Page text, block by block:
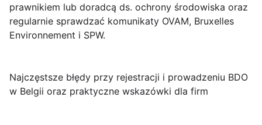
prawnikiem lub doradcą ds. ochrony środowiska oraz
regularnie sprawdzać komunikaty OVAM, Bruxelles
Environnement i SPW.
Najczęstsze błędy przy rejestracji i prowadzeniu BDO
w Belgii oraz praktyczne wskazówki dla firm